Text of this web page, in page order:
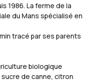
1986. La ferme de la
du Mans spécialisé en
tracé par ses parents
biologique
de canne, citron